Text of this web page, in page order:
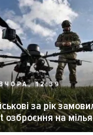
12:39
за рік
озброєння на